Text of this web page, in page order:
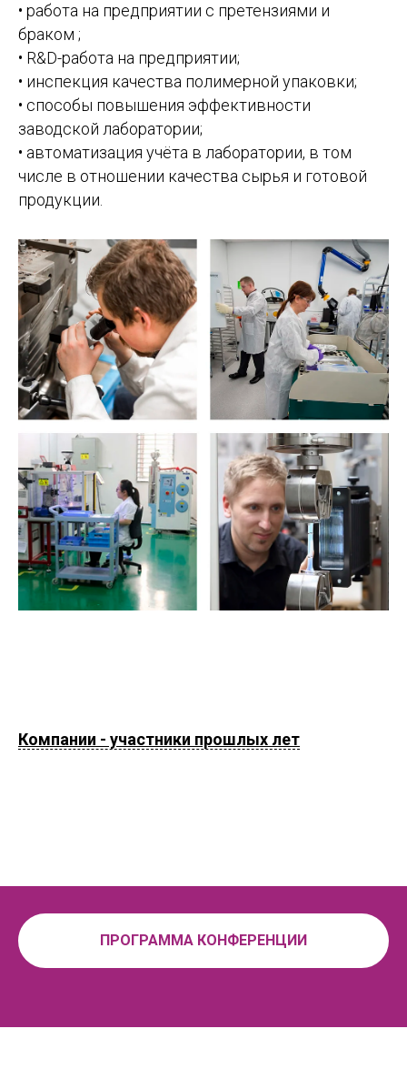
• работа на предприятии с претензиями и
браком ;
• R&D-работа на предприятии;
• инспекция качества полимерной упаковки;
• способы повышения эффективности
заводской лаборатории;
• автоматизация учёта в лаборатории, в том
числе в отношении качества сырья и готовой
продукции.
Компании - участники прошлых лет
ПРОГРАММА КОНФЕРЕНЦИИ